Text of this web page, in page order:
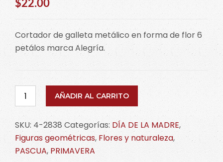
$22.00
Cortador de galleta metálico en forma de flor 6
petálos marca Alegría.
Cortador
flor
petálos
4-
2838
AÑADIR AL CARRITO
SKU: 4-2838 Categorías: DÍA DE LA MADRE,
Figuras geométricas, Flores y naturaleza,
PASCUA,PRIMAVERA